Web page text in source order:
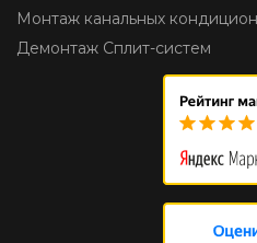
Монтаж канальных
Демонтаж Сплит-систем